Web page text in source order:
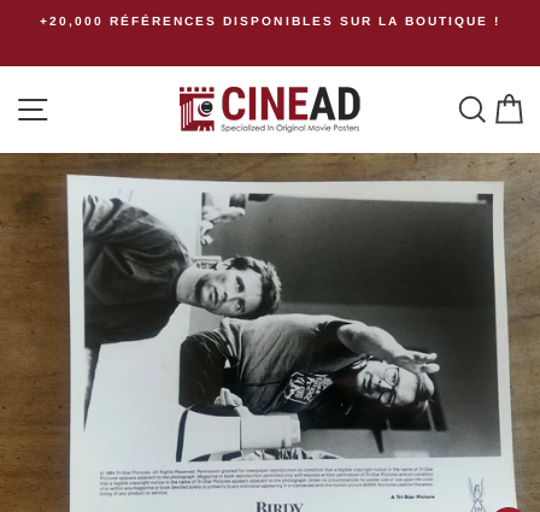
Passer+20,000 RÉFÉRENCES DISPONIBLES SUR LA BOUTIQUE !